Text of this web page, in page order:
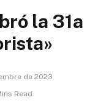
la 31a
de 2023
Read